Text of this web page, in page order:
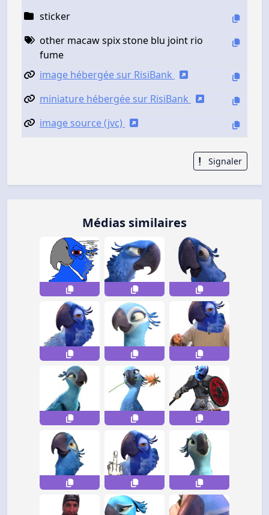
sticker
other macaw spix stone blu joint rio
fume
image hébergée sur RisiBank
miniature hébergée sur RisiBank
image source (jvc)
Signaler
Médias similaires